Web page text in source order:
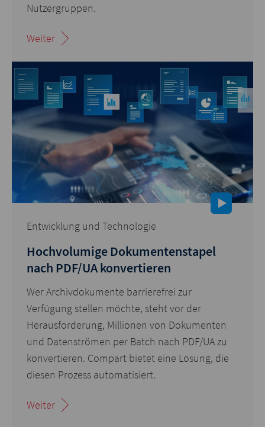
Nutzergruppen.
Weiter
Entwicklung und Technologie
Hochvolumige Dokumentenstapel
nach PDF/UA konvertieren
Wer Archivdokumente barrierefrei zur
Verfügung stellen möchte, steht vor der
Herausforderung, Millionen von Dokumenten
und Datenströmen per Batch nach PDF/UA zu
konvertieren. Compart bietet eine Lösung, die
diesen Prozess automatisiert.
Weiter